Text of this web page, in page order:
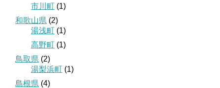
市川町 (1)
和歌山県 (2)
湯浅町 (1)
高野町 (1)
鳥取県 (2)
湯梨浜町 (1)
島根県 (4)